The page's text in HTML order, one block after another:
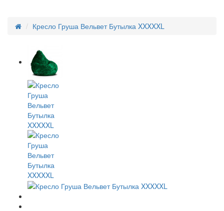
Кресло Груша Вельвет Бутылка XXXXXL